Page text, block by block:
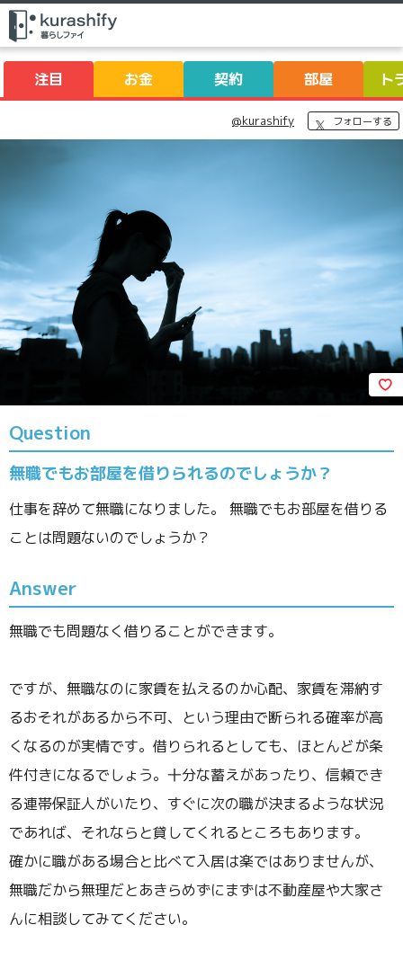
注目 お金 契約 部屋 ト
@kurashify フォローする
無職でもお部屋を借りられるのでしょうか？
Question
仕事を辞めて無職になりました。 無職でもお部屋を借りる
ことは問題ないのでしょうか？
Answer
無職でも問題なく借りることができます。
ですが、無職なのに家賃を払えるのか心配、家賃を滞納す
るおそれがあるから不可、という理由で断られる確率が高
くなるのが実情です。借りられるとしても、ほとんどが条
件付きになるでしょう。十分な蓄えがあったり、信頼でき
る連帯保証人がいたり、すぐに次の職が決まるような状況
であれば、それならと貸してくれるところもあります。
確かに職がある場合と比べて入居は楽ではありませんが、
無職だから無理だとあきらめずにまずは不動産屋や大家さ
んに相談してみてください。